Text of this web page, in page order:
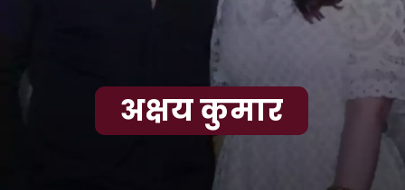
अक्षय कुमार